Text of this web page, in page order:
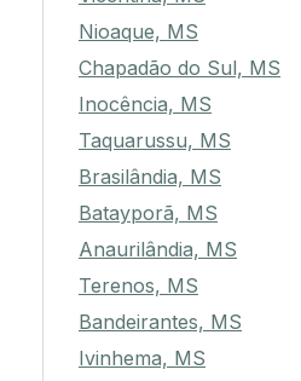
Nioaque, MS
Chapadão do Sul, MS
Inocência, MS
Taquarussu, MS
Brasilândia, MS
Batayporã, MS
Anaurilândia, MS
Terenos, MS
Bandeirantes, MS
Ivinhema, MS